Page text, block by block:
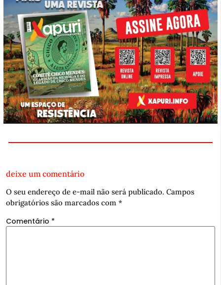
deixe um comentário
O seu endereço de e-mail não será publicado. Campos
obrigatórios são marcados com *
Comentário *